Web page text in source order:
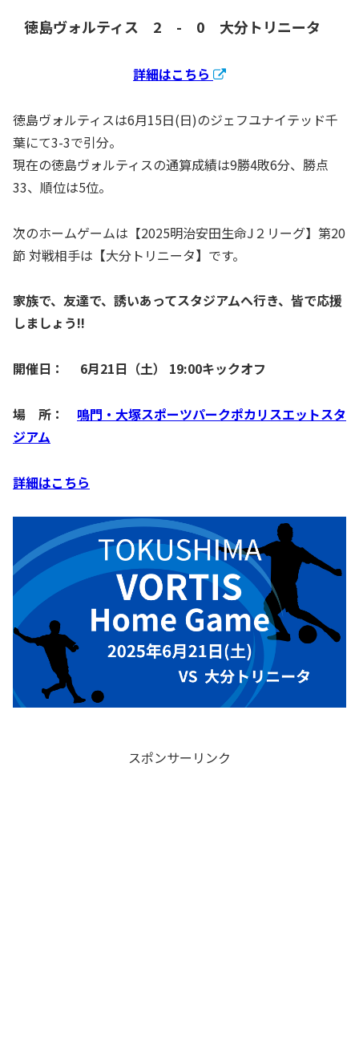
徳島ヴォルティス 2 - 0 大分トリニータ
詳細はこちら
徳島ヴォルティスは6月15日(日)のジェフユナイテッド千
葉にて3-3で引分。
現在の徳島ヴォルティスの通算成績は9勝4敗6分、勝点
33、順位は5位。
次のホームゲームは【2025明治安田生命J２リーグ】第20
節 対戦相手は 【大分トリニータ】 です。
家族で、友達で、誘いあってスタジアムへ行き、皆で応援
しましょう!!
開催日： 6月21日（土） 19:00キックオフ
場 所： 鳴門・大塚スポーツパークポカリスエットスタ
ジアム
詳細はこちら
スポンサーリンク